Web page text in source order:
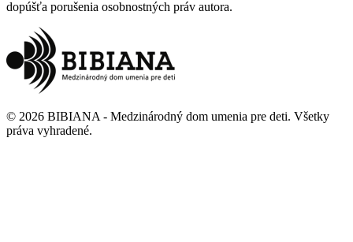
dopúšťa porušenia osobnostných práv autora.
© 2026 BIBIANA - Medzinárodný dom umenia pre deti. Všetky
práva vyhradené.